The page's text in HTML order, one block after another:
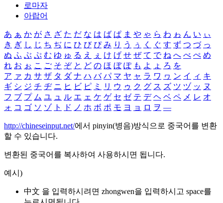
로마자
아랍어
あ ぁ か が さ ざ た だ な は ば ぱ ま や ゃ ら わ ゎ ん い ぃ
き ぎ し じ ち ぢ に ひ び ぴ み り う ぅ く ぐ す ず つ づ っ
ぬ ふ ぶ ぷ む ゆ ゅ る え ぇ け げ せ ぜ て で ね へ べ ぺ め
れ お ぉ こ ご そ ぞ と ど の ほ ぼ ぽ も よ ょ ろ を
ア ァ カ サ ザ タ ダ ナ ハ バ パ マ ヤ ャ ラ ワ ヮ ン イ ィ キ
ギ シ ジ チ ヂ ニ ヒ ビ ピ ミ リ ウ ゥ ク グ ス ズ ツ ヅ ッ ヌ
フ ブ プ ム ユ ュ ル エ ェ ケ ゲ セ ゼ テ デ ヘ ベ ペ メ レ オ
ォ コ ゴ ソ ゾ ト ド ノ ホ ボ ポ モ ヨ ョ ロ ヲ ―
http://chineseinput.net/에서 pinyin(병음)방식으로 중국어를 변환
할 수 있습니다.
변환된 중국어를 복사하여 사용하시면 됩니다.
예시)
中文 을 입력하시려면 zhongwen을 입력하시고 space를